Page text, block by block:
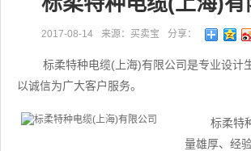
2017-08-14 来源：买卖宝 分享：
标柔特种电缆(上海)有限公司是专业设计
以诚信为广大客户服务。
标柔特
量雄厚、经